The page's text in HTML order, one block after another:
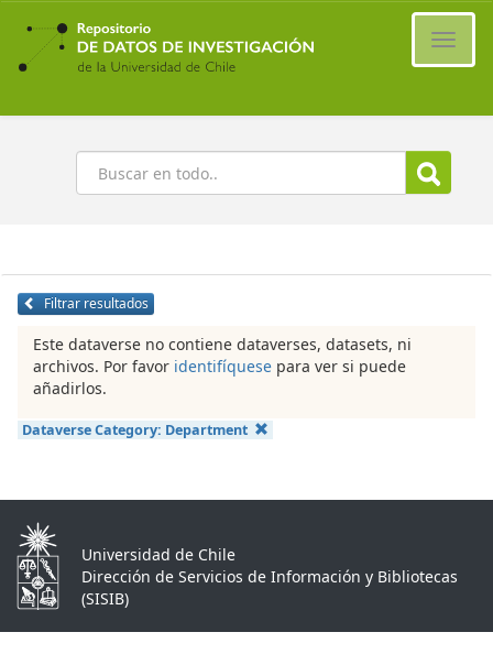
Ir
contenido
principal
Buscar
Filtrar resultados
Este dataverse no contiene dataverses, datasets, ni
archivos. Por favor identifíquese para ver si puede
añadirlos.
Dataverse Category: Department
Universidad de Chile
Dirección de Servicios de Información y Bibliotecas
(SISIB)